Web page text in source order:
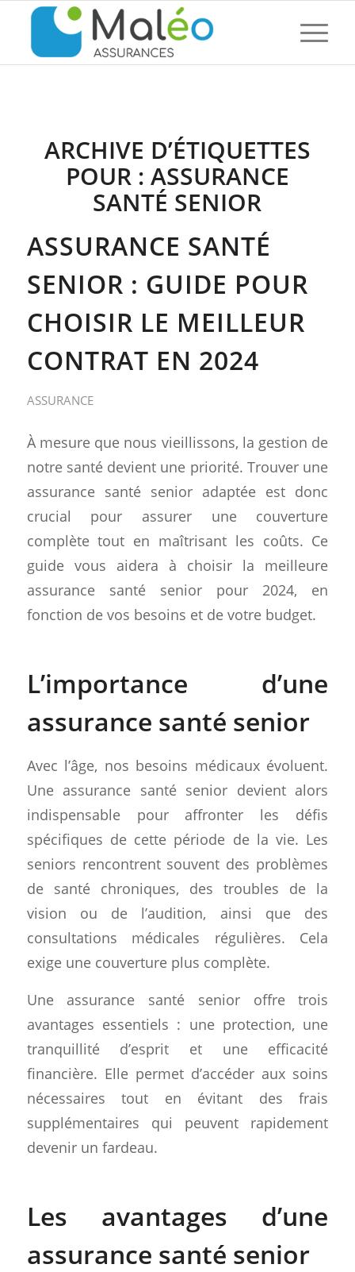
ARCHIVE D’ÉTIQUETTES
POUR : ASSURANCE
SANTÉ SENIOR
ASSURANCE SANTÉ
SENIOR : GUIDE POUR
CHOISIR LE MEILLEUR
CONTRAT EN 2024
ASSURANCE
À mesure que nous vieillissons, la gestion de
notre santé devient une priorité. Trouver une
assurance santé senior adaptée est donc
crucial pour assurer une couverture
complète tout en maîtrisant les coûts. Ce
guide vous aidera à choisir la meilleure
assurance santé senior pour 2024, en
fonction de vos besoins et de votre budget.
L’importance d’une
assurance santé senior
Avec l’âge, nos besoins médicaux évoluent.
Une assurance santé senior devient alors
indispensable pour affronter les défis
spécifiques de cette période de la vie. Les
seniors rencontrent souvent des problèmes
de santé chroniques, des troubles de la
vision ou de l’audition, ainsi que des
consultations médicales régulières. Cela
exige une couverture plus complète.
Une assurance santé senior offre trois
avantages essentiels : une protection, une
tranquillité d’esprit et une efficacité
financière. Elle permet d’accéder aux soins
nécessaires tout en évitant des frais
supplémentaires qui peuvent rapidement
devenir un fardeau.
Les avantages d’une
assurance santé senior